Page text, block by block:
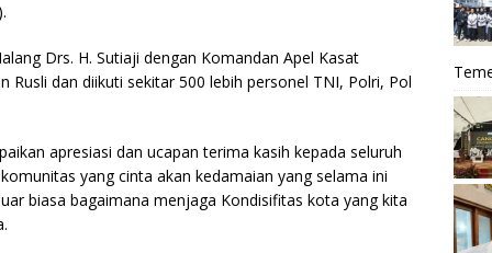
Drs. H. Sutiaji dengan Komandan Apel Kasat
dan diikuti sekitar 500 lebih personel TNI, Polri, Pol
apresiasi dan ucapan terima kasih kepada seluruh
yang cinta akan kedamaian yang selama ini
biasa bagaimana menjaga Kondisifitas kota yang kita